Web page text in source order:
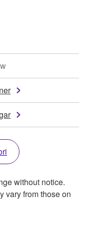
without notice.
vary from those on